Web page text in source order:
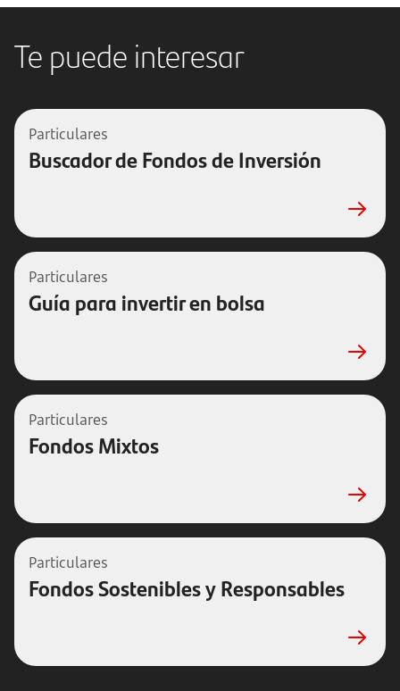
Te puede interesar
Particulares
Buscador de Fondos de Inversión
Particulares
Guía para invertir en bolsa
Particulares
Fondos Mixtos
Particulares
Fondos Sostenibles y Responsables